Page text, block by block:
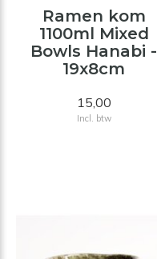
Ramen kom
1100ml Mixed
Bowls Hanabi -
19x8cm
15,00
Incl. btw